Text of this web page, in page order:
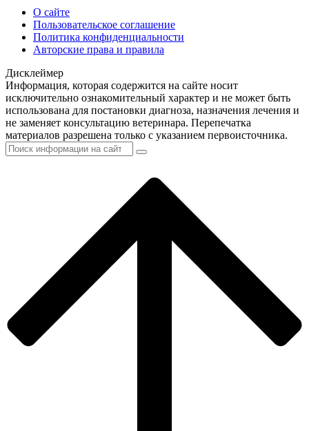
О сайте
Пользовательское соглашение
Политика конфиденциальности
Авторские права и правила
Дисклеймер
Информация, которая содержится на сайте носит
исключительно ознакомительный характер и не может быть
использована для постановки диагноза, назначения лечения и
не заменяет консультацию ветеринара. Перепечатка
материалов разрешена только с указанием первоисточника.